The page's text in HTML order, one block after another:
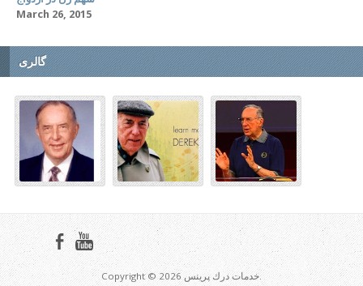
March 26, 2015
گالری
Copyright © 2026 خدمات درك پرينس.